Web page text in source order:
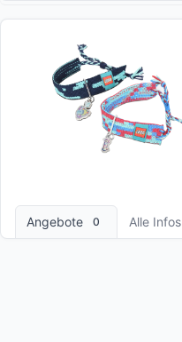
Angebote 0 Alle Infos